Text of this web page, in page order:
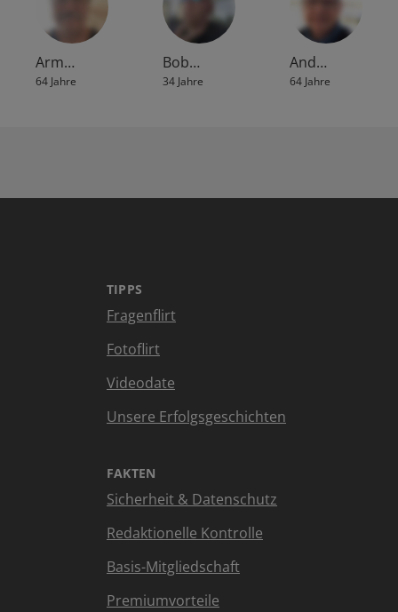
Arm…
64 Jahre
Bob…
34 Jahre
And…
64 Jahre
TIPPS
Fragenflirt
Fotoflirt
Videodate
Unsere Erfolgsgeschichten
FAKTEN
Sicherheit & Datenschutz
Redaktionelle Kontrolle
Basis-Mitgliedschaft
Premiumvorteile